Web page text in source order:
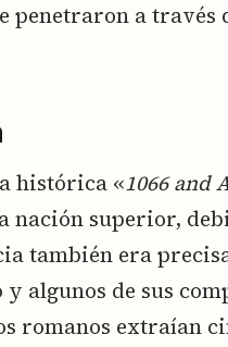
penetraron a través
histórica «1066 and
nación superior,
también era
algunos de sus
romanos extraían